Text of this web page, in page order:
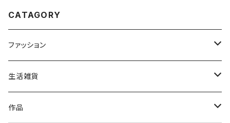
CATAGORY
ファッション
トップス
ファッション雑貨
生活雑貨
文具
作品